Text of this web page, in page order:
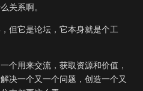
关系啊。
但它是论坛，它本身就是个工
个用来交流，获取资源和价值，
决一个又一个问题，创造一个又